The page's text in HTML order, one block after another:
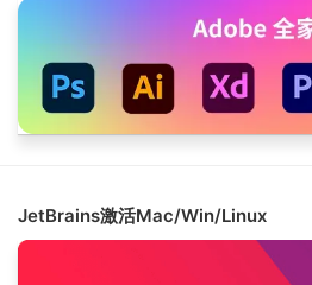
JetBrains激活Mac/Win/Linux